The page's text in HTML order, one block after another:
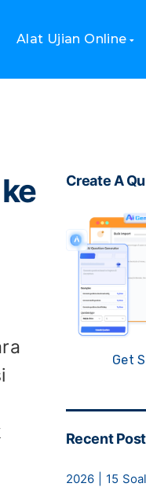
Alat Ujian Online
Create A
Get
Recent
2026 | 15